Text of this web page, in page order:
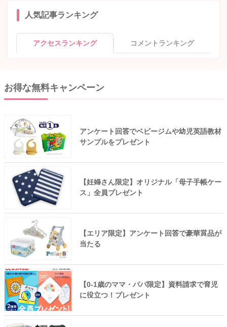
人気記事ランキング
アクセスランキング コメントランキング
お得な無料キャンペーン
アンケート回答でベビージムや幼児英語教材
サンプルをプレゼント
【妊婦さん限定】オリジナル「母子手帳ケー
ス」全員プレゼント
【エリア限定】アンケート回答で豪華賞品が
当たる
【0-1歳のママ・パパ限定】資料請求で育児
に役立つ！プレゼント